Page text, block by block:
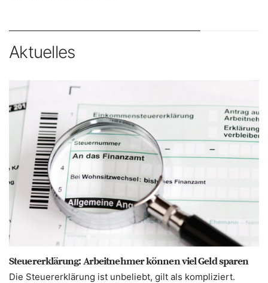
Aktuelles
Steuererklärung: Arbeitnehmer können viel Geld sparen
Die Steuererklärung ist unbeliebt, gilt als kompliziert.